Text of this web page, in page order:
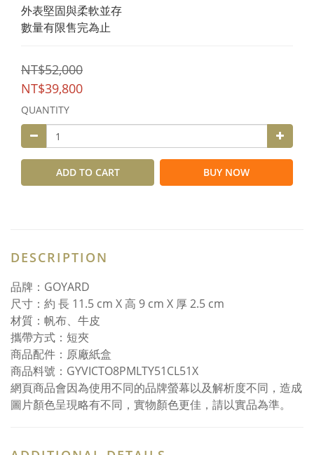
外表堅固與柔軟並存
數量有限售完為止
NT$52,000
NT$39,800
QUANTITY
ADD TO CART BUY NOW
DESCRIPTION
品牌：GOYARD
尺寸：約 長 11.5 cm X 高 9 cm X 厚 2.5 cm
材質：帆布、牛皮
攜帶方式：短夾
商品配件：原廠紙盒
商品料號：GYVICTO8PMLTY51CL51X
網頁商品會因為使用不同的品牌螢幕以及解析度不同，造成
圖片顏色呈現略有不同，實物顏色更佳，請以實品為準。